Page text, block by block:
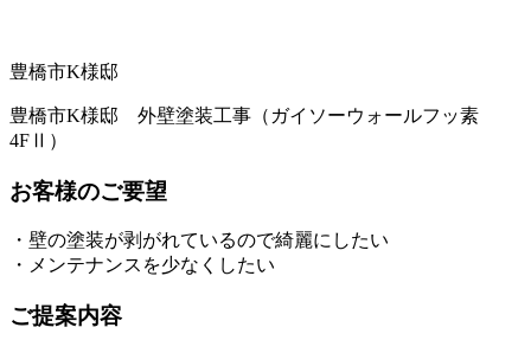
豊橋市K様邸
豊橋市K様邸 外壁塗装工事（ガイソーウォールフッ素
4FⅡ）
お客様のご要望
・壁の塗装が剥がれているので綺麗にしたい
・メンテナンスを少なくしたい
ご提案内容